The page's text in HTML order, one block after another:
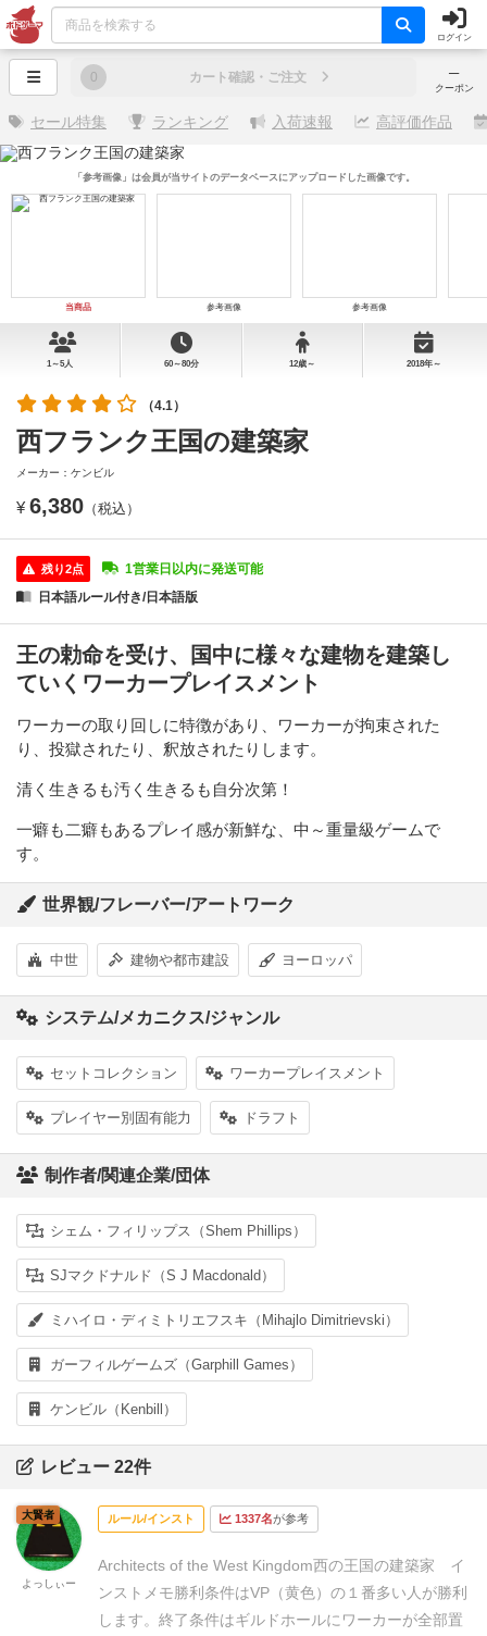
ログイン
─
クーポン
0 カート確認・ご注文
セール特集 ランキング 入荷速報 高評価作品
当商品 参考画像 参考画像
「参考画像」は会員が当サイトのデータベースにアップロードした画像です。
1～5人 60～80分 12歳～ 2018年～
（4.1）
西フランク王国の建築家
メーカー：ケンビル
¥ 6,380 （税込）
残り2点
1営業日以内に発送可能
日本語ルール付き/日本語版
王の勅命を受け、国中に様々な建物を建築し
ていくワーカープレイスメント
ワーカーの取り回しに特徴があり、ワーカーが拘束された
り、投獄されたり、釈放されたりします。
清く生きるも汚く生きるも自分次第！
一癖も二癖もあるプレイ感が新鮮な、中～重量級ゲームで
す。
世界観/フレーバー/アートワーク
中世 建物や都市建設 ヨーロッパ
システム/メカニクス/ジャンル
セットコレクション ワーカープレイスメント
プレイヤー別固有能力 ドラフト
制作者/関連企業/団体
シェム・フィリップス（Shem Phillips）
SJマクドナルド（S J Macdonald）
ミハイロ・ディミトリエフスキ（Mihajlo Dimitrievski）
ガーフィルゲームズ（Garphill Games）
ケンビル（Kenbill）
レビュー 22件
ルール/インスト 1337名が参考
Architects of the West Kingdom西の王国の建築家 イ
ンストメモ勝利条件はVP（黄色） の１番多い人が勝利
します。 終了条件はギルドホールにワーカーが全部置
大賢者
よっしぃー